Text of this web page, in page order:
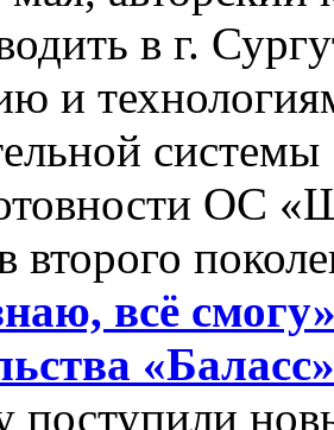
в г.
и
ОС
второго
всё
«Баласс»